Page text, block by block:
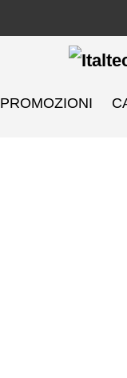
PROMOZIONI